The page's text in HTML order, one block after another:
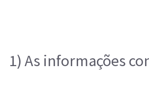
1) As informações